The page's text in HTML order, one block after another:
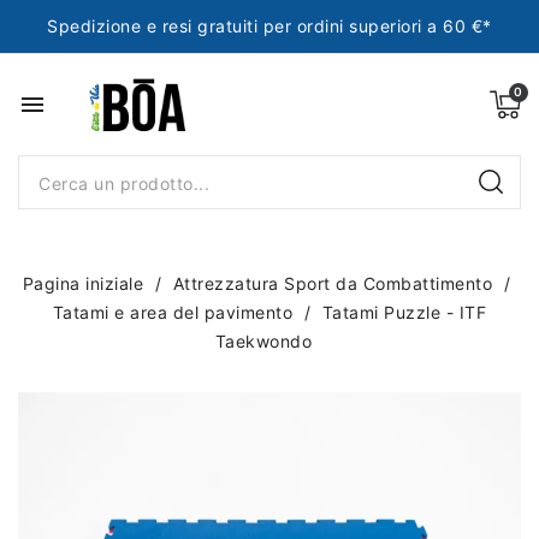
Spedizione e resi gratuiti per ordini superiori a 60 €*
menu
Pagina iniziale
Attrezzatura Sport da Combattimento
Tatami e area del pavimento
Tatami Puzzle - ITF
Taekwondo